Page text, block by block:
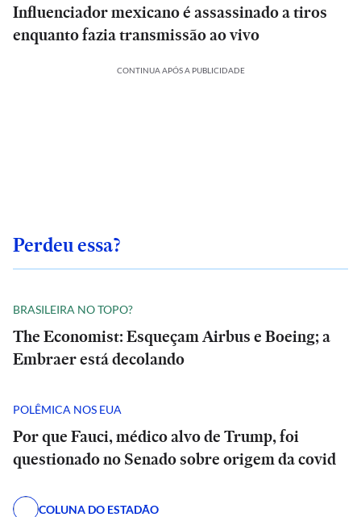
Influenciador mexicano é assassinado a tiros
enquanto fazia transmissão ao vivo
CONTINUA APÓS A PUBLICIDADE
Perdeu essa?
BRASILEIRA NO TOPO?
The Economist: Esqueçam Airbus e Boeing; a
Embraer está decolando
POLÊMICA NOS EUA
Por que Fauci, médico alvo de Trump, foi
questionado no Senado sobre origem da covid
COLUNA DO ESTADÃO